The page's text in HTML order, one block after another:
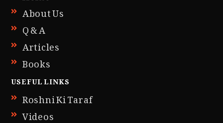
About Us
Q & A
Articles
Books
USEFUL LINKS
Roshni Ki Taraf
Videos